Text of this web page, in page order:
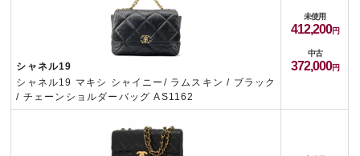
シャネル19
シャネル19 マキシ シャイニー/ ラムスキン / ブラック
/ チェーンショルダーバッグ AS1162
未使用
412,200
中古
372,000